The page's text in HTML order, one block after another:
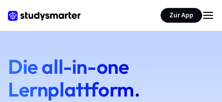
Zur App
Die all-in-one
Lernplattform.